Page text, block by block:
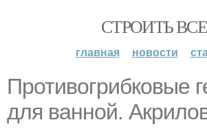
СТРОИТЬ ВСЕ
главная новости
Противогрибковые
для ванной.